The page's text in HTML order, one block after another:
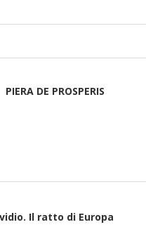
PIERA DE PROSPERIS
Il ratto di Europa